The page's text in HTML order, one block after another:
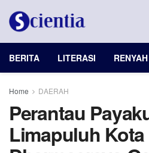
BERITA LITERASI RENYAH
Home DAERAH
Perantau
Limapuluh